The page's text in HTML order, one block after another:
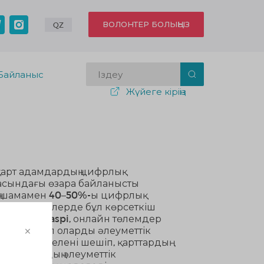
QZ ВОЛОНТЕР БОЛЫҢЫЗ
Жүйеге кіріңіз
адамдардың цифрлық
өзара байланысты
шамамен 40–50%-ы цифрлық
жерлерде бұл көрсеткіш
eGov, Kaspi, онлайн төлемдер
Бұл оларды әлеуметтік
осы мәселені шешіп, қарттардың
жастардың әлеуметтік
×